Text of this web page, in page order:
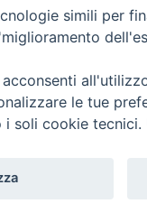
Privacy
- Vita Trentina
simili per
le tue
i soli cookie